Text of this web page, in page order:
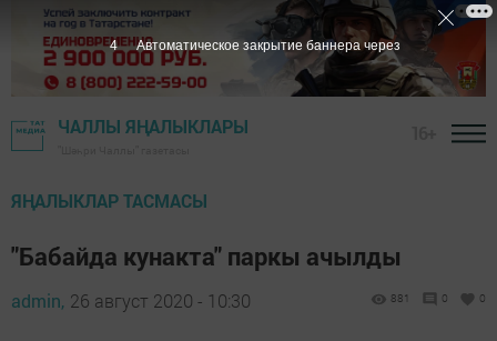
ЧАЛЛЫ ЯҢАЛЫКЛАРЫ
ЯҢАЛЫКЛАР ТАСМАСЫ
"Бабайда кунакта" паркы ачылды
admin, 26 август 2020 - 10:30 881 0 0
3 Автоматическое закрытие баннера через